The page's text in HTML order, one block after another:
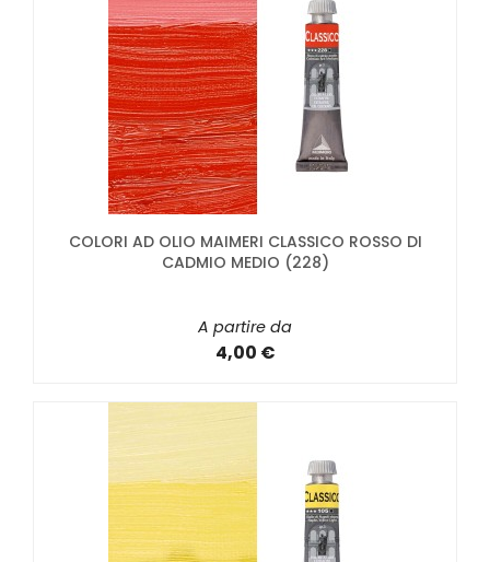
COLORI AD OLIO MAIMERI CLASSICO ROSSO DI
CADMIO MEDIO (228)
A partire da
4,00 €